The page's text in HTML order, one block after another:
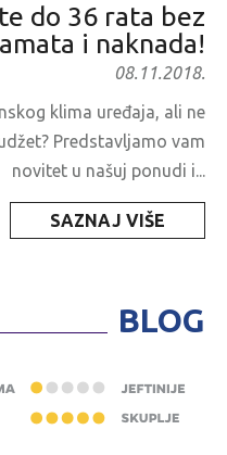
do 36 rata bez
i naknada!
08.11.2018.
klima uređaja, ali ne
Predstavljamo vam
novitet u našuj ponudi i...
SAZNAJ VIŠE
BLOG